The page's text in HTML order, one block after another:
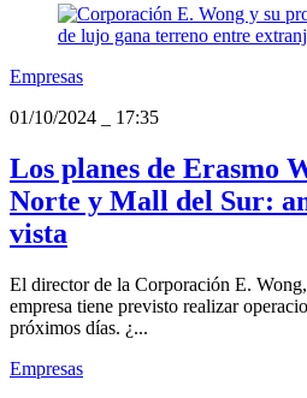
Empresas
01/10/2024
17:35
Los planes de Erasmo
Norte y Mall del Sur:
vista
El director de la Corporación E.
empresa tiene previsto realizar
próximos días. ¿...
Empresas